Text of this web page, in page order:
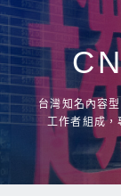
台灣知名內容
工作者組成，